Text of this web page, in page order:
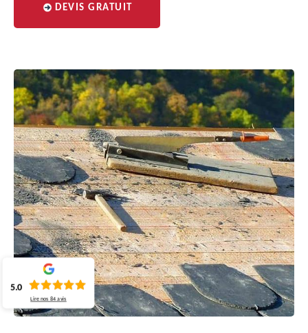
DEVIS GRATUIT
5.0
Lire nos84 avis